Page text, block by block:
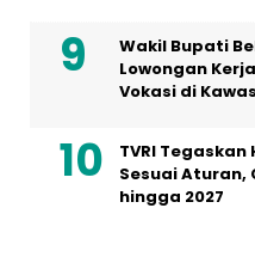
Wakil Bupati
Lowongan
Vokasi di
TVRI Tegaskan
Sesuai Aturan,
hingga 2027